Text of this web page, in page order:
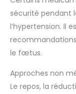
sécurité pendant
l’hypertension. Il
le fœtus.
Approches non
Le repos, la